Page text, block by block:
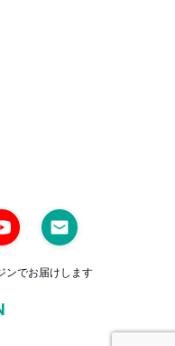
ンでお届けします